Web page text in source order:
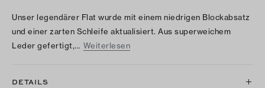
Unser legendärer Flat wurde mit einem niedrigen Blockabsatz
und einer zarten Schleife aktualisiert. Aus superweichem
Leder gefertigt,… Weiterlesen
DETAILS